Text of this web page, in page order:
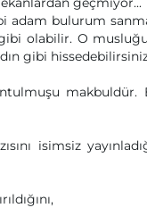
bulurum
gibi olabilir. O
gibi
makbuldür.
isimsiz